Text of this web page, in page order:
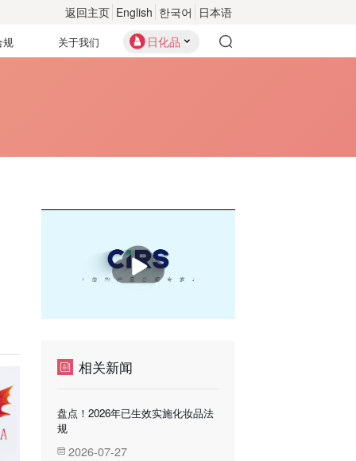
返回主页 English 한국어 日本语
规 关于我们 日化品
播
放
相关新闻
盘点！2026年已生效实施化妆品法
规
2026-07-27